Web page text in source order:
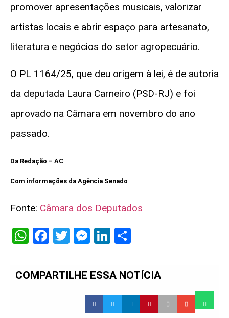
promover apresentações musicais, valorizar
artistas locais e abrir espaço para artesanato,
literatura e negócios do setor agropecuário.
O PL 1164/25, que deu origem à lei, é de autoria
da deputada Laura Carneiro (PSD-RJ) e foi
aprovado na Câmara em novembro do ano
passado.
Da Redação – AC
Com informações da Agência Senado
Fonte: Câmara dos Deputados
WhatsApp
Facebook
Twitter
Messenger
LinkedIn
COMPARTILHE ESSA NOTÍCIA